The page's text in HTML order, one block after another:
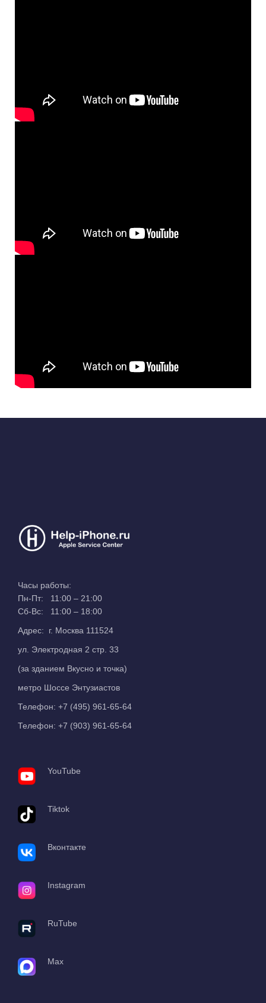
Часы работы:
Пн-Пт: 11:00 – 21:00
Сб-Вс: 11:00 – 18:00
Адрес: г. Москва 111524
ул. Электродная 2 стр. 33
(за зданием Вкусно и точка)
метро Шоссе Энтузиастов
Телефон: +7 (495) 961-65-64
Телефон: +7 (903) 961-65-64
YouTube
Tiktok
Вконтакте
Instagram
RuTube
Max